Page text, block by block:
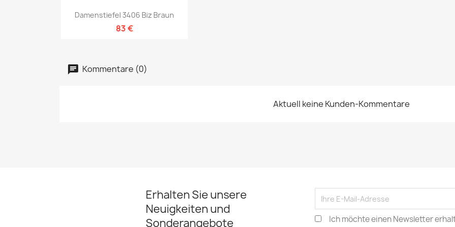
Vorschau
Damenstiefel 3406 Biz Braun
83 €
Kommentare (0)
Aktuell keine Kunden-Kommentare
Erhalten Sie unsere
Neuigkeiten und
Sonderangebote
Ich möchte einen Newsletter